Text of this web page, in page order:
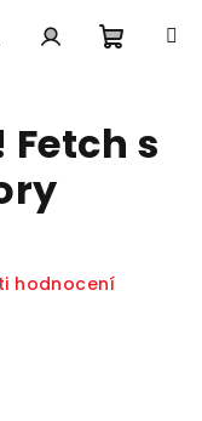
košík
s
hodnocení